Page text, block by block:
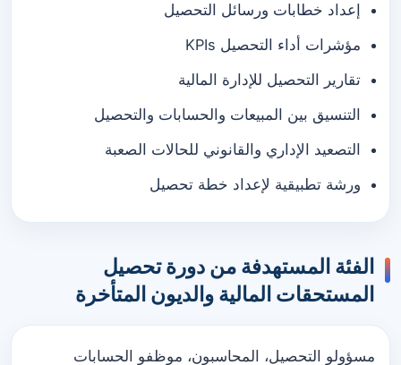
إعداد خطابات ورسائل التحصيل
مؤشرات أداء التحصيل KPIs
تقارير التحصيل للإدارة المالية
التنسيق بين المبيعات والحسابات والتحصيل
التصعيد الإداري والقانوني للحالات الصعبة
ورشة تطبيقية لإعداد خطة تحصيل
الفئة المستهدفة من دورة تحصيل
المستحقات المالية والديون المتأخرة
مسؤولو التحصيل، المحاسبون، موظفو الحسابات